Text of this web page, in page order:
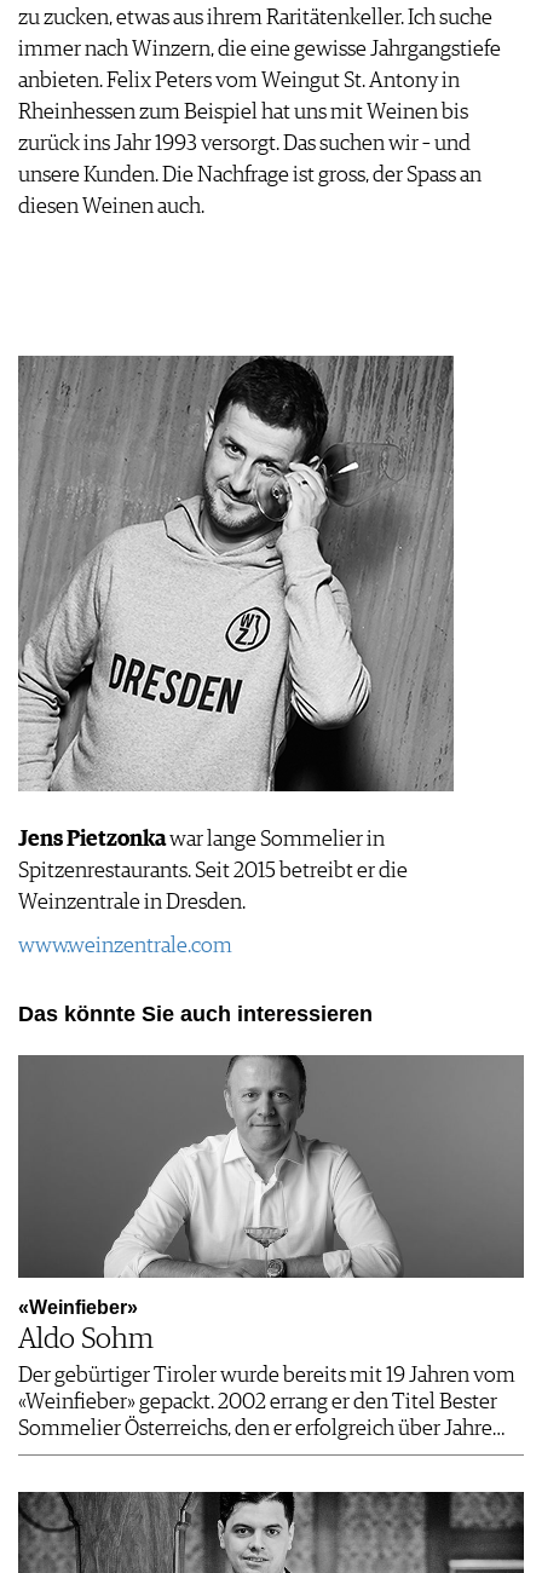
AGB & DATENSCHUTZ
zu zucken, etwas aus ihrem Raritätenkeller. Ich suche
immer nach Winzern, die eine gewisse Jahrgangstiefe
anbieten. Felix Peters vom Weingut St. Antony in
Rheinhessen zum Beispiel hat uns mit Weinen bis
zurück ins Jahr 1993 versorgt. Das suchen wir – und
unsere Kunden. Die Nachfrage ist gross, der Spass an
diesen Weinen auch.
Jens Pietzonkawar lange Sommelier in
Spitzenrestaurants. Seit 2015 betreibt er die
Weinzentrale in Dresden.
www.weinzentrale.com
Das könnte Sie auch interessieren
«Weinfieber»
Aldo Sohm
Der gebürtiger Tiroler wurde bereits mit 19 Jahren vom
«Weinfieber» gepackt. 2002 errang er den Titel Bester
Sommelier Österreichs, den er erfolgreich über Jahre…